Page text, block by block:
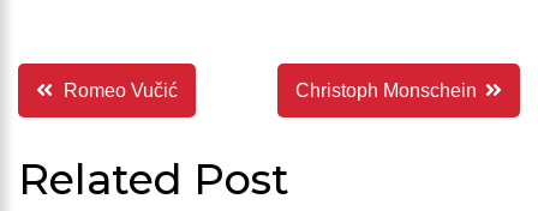
Indlægsnavigation
Romeo Vučić Christoph Monschein
Related Post